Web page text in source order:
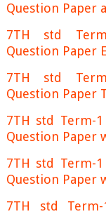
Question Paper
7TH std
Question Paper
7TH std
Question Paper
7TH std Term-
Question Paper
7TH std Term-
Question Paper
7TH std